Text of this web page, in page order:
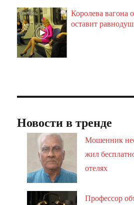
i
Королева вагона
оставит
Новости в тренде
Мошенник
жил
отелях
Профессор